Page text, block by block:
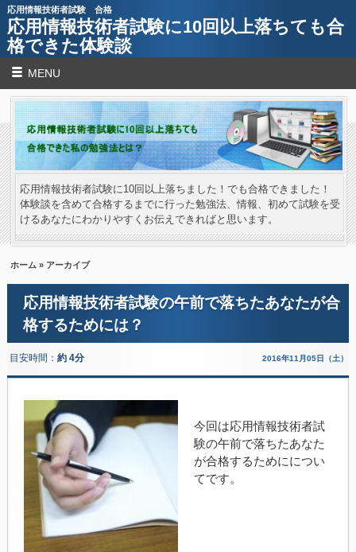
応用情報技術者試験 合格
応用情報技術者試験に10回以上落ちても合
格できた体験談
MENU
応用情報技術者試験に10回以上落ちました！でも合格できました！
体験談を含めて合格するまでに行った勉強法、情報、初めて試験を受
けるあなたにわかりやすくお伝えできればと思います。
ホーム » アーカイブ
応用情報技術者試験の午前で落ちたあなたが合
格するためには？
目安時間： 約 4分 2016年11月05日（土）
今回は応用情報技術者試
験の午前で落ちたあなた
が合格するためにについ
てです。